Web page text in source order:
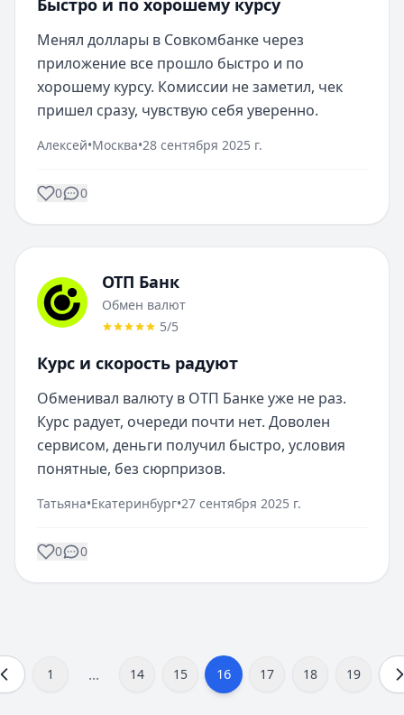
Быстро и по хорошему курсу
Менял доллары в Совкомбанке через
приложение все прошло быстро и по
хорошему курсу. Комиссии не заметил, чек
пришел сразу, чувствую себя уверенно.
Алексей•Москва•28 сентября 2025 г.
0 0
ОТП Банк
Обмен валют
5/5
Курс и скорость радуют
Обменивал валюту в ОТП Банке уже не раз.
Курс радует, очереди почти нет. Доволен
сервисом, деньги получил быстро, условия
понятные, без сюрпризов.
Татьяна•Екатеринбург•27 сентября 2025 г.
0 0
1 ... 14 15 16 17 18 19